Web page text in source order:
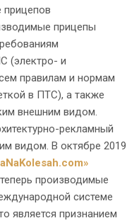
прицепы
(электро- и
правилам и нормам
в ПТС), а также
внешним видом.
рекламный
видом. В октябре 2019
производимые
системе
является признанием